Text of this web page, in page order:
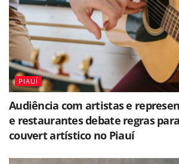
PIAUÍ
Audiência com artistas e
e restaurantes debate regras
couvert artístico no Piauí